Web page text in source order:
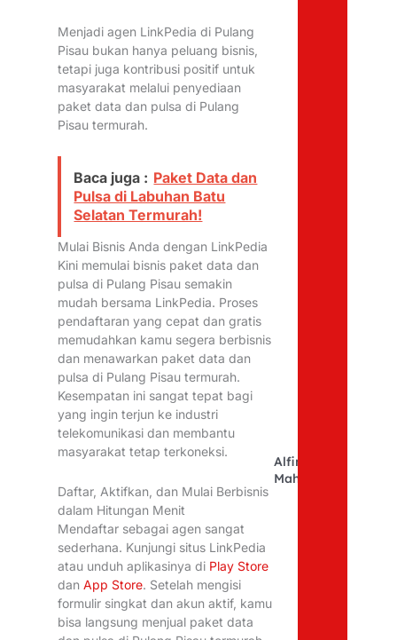
Menjadi agen LinkPedia di Pulang
Pisau bukan hanya peluang bisnis,
tetapi juga kontribusi positif untuk
masyarakat melalui penyediaan
paket data dan pulsa di Pulang
Pisau termurah.
Baca juga : Paket Data dan
Pulsa di Labuhan Batu
Selatan Termurah!
Mulai Bisnis Anda dengan LinkPedia
Kini memulai bisnis paket data dan
pulsa di Pulang Pisau semakin
mudah bersama LinkPedia. Proses
pendaftaran yang cepat dan gratis
memudahkan kamu segera berbisnis
dan menawarkan paket data dan
pulsa di Pulang Pisau termurah.
Kesempatan ini sangat tepat bagi
yang ingin terjun ke industri
telekomunikasi dan membantu
masyarakat tetap terkoneksi.
Daftar, Aktifkan, dan Mulai Berbisnis
dalam Hitungan Menit
Mendaftar sebagai agen sangat
sederhana. Kunjungi situs LinkPedia
atau unduh aplikasinya di Play Store
danApp Store. Setelah mengisi
formulir singkat dan akun aktif, kamu
bisa langsung menjual paket data
Alfina
Mahfudhoh